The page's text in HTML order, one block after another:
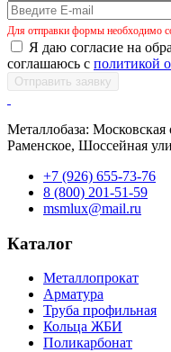
Для отправки формы необходимо
Я даю согласие на
соглашаюсь с политикой
Отправить заявку
Металлобаза: Московская
Раменское, Шоссейная
+7 (926) 655-73-76
8 (800) 201-51-59
msmlux@mail.ru
Каталог
Металлопрокат
Арматура
Труба профильная
Кольца ЖБИ
Поликарбонат